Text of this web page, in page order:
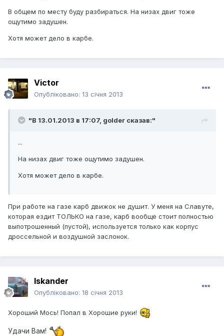
В общем по месту буду разбираться. На низах двиг тоже
ощутимо задушен.
Хотя может дело в карбе.
Victor
Опубліковано: 13 січня 2013
"В 13.01.2013 в 17:07, golder сказав:"
...
На низах двиг тоже ощутимо задушен.
Хотя может дело в карбе.
При работе на газе карб движок не душит. У меня на Славуте,
которая ездит ТОЛЬКО на газе, карб вообще стоит полностью
выпотрошенный (пустой), используется только как корпус
дроссельной и воздушной заслонок.
Iskander
Опубліковано: 18 січня 2013
Хороший Мось! Попал в Хорошие руки!
Удачи Вам!